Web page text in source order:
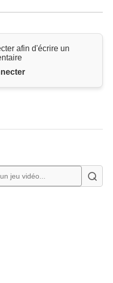
afin d'écrire un